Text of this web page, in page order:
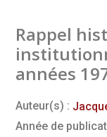
Rappel
années
Auteur(s) :
Année de